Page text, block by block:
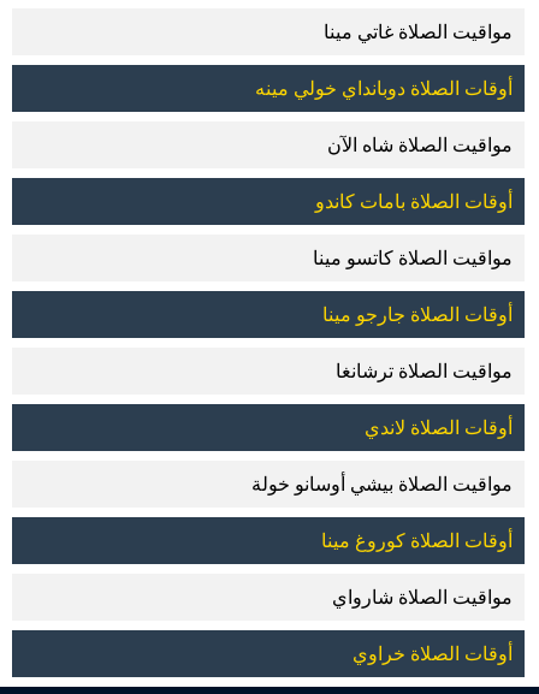
مواقيت الصلاة غاتي مينا
أوقات الصلاة دوبانداي خولي مينه
مواقيت الصلاة شاه الآن
أوقات الصلاة بامات كاندو
مواقيت الصلاة كاتسو مينا
أوقات الصلاة جارجو مينا
مواقيت الصلاة ترشانغا
أوقات الصلاة لاندي
مواقيت الصلاة بيشي أوسانو خولة
أوقات الصلاة كوروغ مينا
مواقيت الصلاة شارواي
أوقات الصلاة خراوي